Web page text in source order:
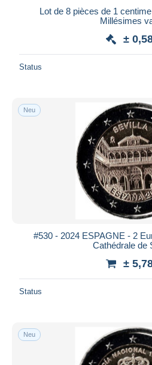
Lot de 8 pièces de 1
Millésimes
±
Status
Neu
#530 - 2024 ESPAGNE - 2
Cathédrale de
±
Status
Neu